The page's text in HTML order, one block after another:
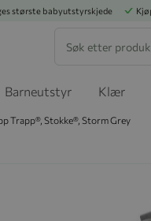
største babyutstyrskjede
Barneutstyr Klær
Trapp®, Stokke®, Storm Grey